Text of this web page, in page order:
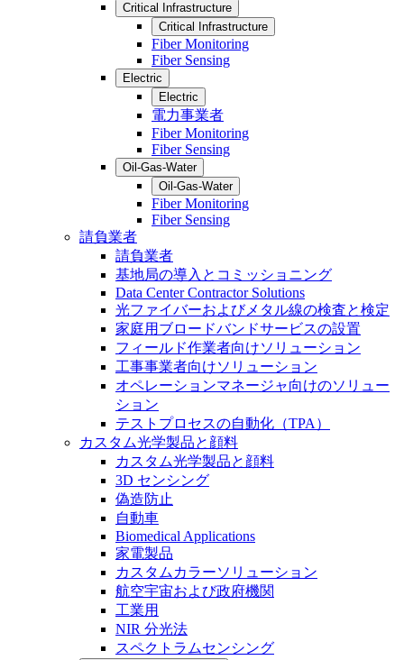
Critical Infrastructure
Critical Infrastructure
Fiber Monitoring
Fiber Sensing
Electric
Electric
電力事業者
Fiber Monitoring
Fiber Sensing
Oil-Gas-Water
Oil-Gas-Water
Fiber Monitoring
Fiber Sensing
請負業者
請負業者
基地局の導入とコミッショニング
Data Center Contractor Solutions
光ファイバーおよびメタル線の検査と検定
家庭用ブロードバンドサービスの設置
フィールド作業者向けソリューション
工事事業者向けソリューション
オペレーションマネージャ向けのソリュー
ション
テストプロセスの自動化（TPA）
カスタム光学製品と顔料
カスタム光学製品と顔料
3D センシング
偽造防止
自動車
Biomedical Applications
家電製品
カスタムカラーソリューション
航空宇宙および政府機関
工業用
NIR 分光法
スペクトラムセンシング